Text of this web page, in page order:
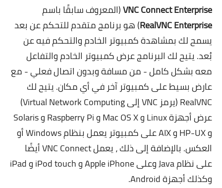
VNC Connect Enterprise(المعروف سابقًا باسم
RealVNC Enterprise) هو برنامج متقدم للتحكم عن بعد
يسمح لك بمشاهدة كمبيوتر الخادم والتحكم فيه عن
بُعد. يتيح لك البرنامج عرض كمبيوتر الخادم والتفاعل
معه بشكل كامل - من مسافة وبدون اتصال فعلي - مع
عارض بسيط على كمبيوتر آخر في أي مكان. يتيح لك
RealVNC (يرمز VNC إلى Virtual Network Computing)
عرض أجهزة Linux و Mac OS X و Raspberry Pi و Solaris
و HP-UX و AIX على كمبيوتر يعمل بنظام Windows أو
العكس. بالإضافة إلى ذلك ، يعمل VNC Connect أيضًا
على نظام Java وعلى Apple iPhone و iPod touch و iPad
وكذلك أجهزة Android.